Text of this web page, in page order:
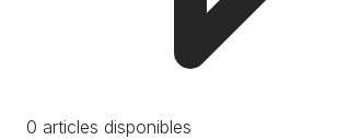
0 articles disponibles